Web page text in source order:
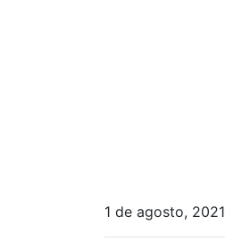
1 de agosto, 2021